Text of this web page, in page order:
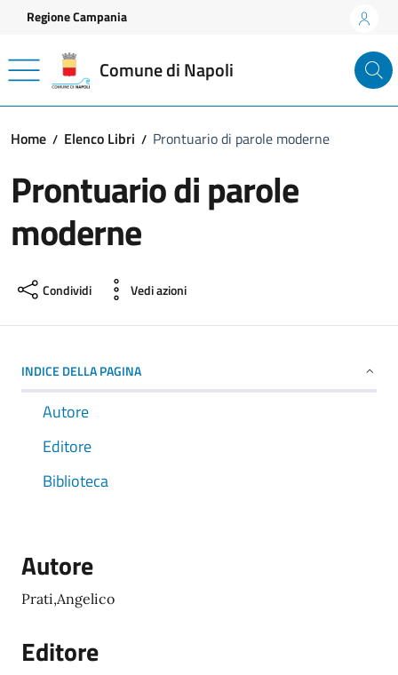
Vai ai contenuti
Vai al footer
Regione Campania
Comune di Napoli
Home Elenco Libri Prontuario di parole moderne
Prontuario di parole
moderne
Condividi Vedi azioni
INDICE DELLA PAGINA
Autore
Editore
Biblioteca
Autore
Prati,Angelico
Editore